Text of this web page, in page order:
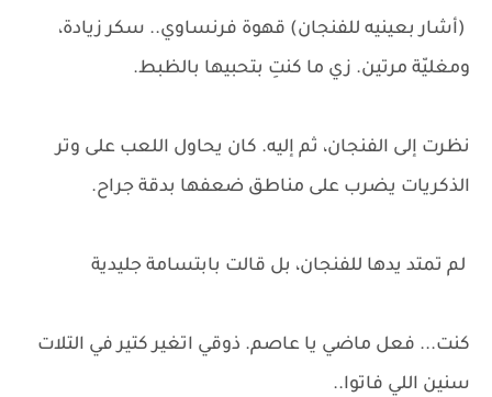
(أشار بعينيه للفنجان) قهوة فرنساوي.. سكر زيادة،
ومغليّة مرتين. زي ما كنتِ بتحبيها بالظبط.
نظرت إلى الفنجان، ثم إليه. كان يحاول اللعب على وتر
الذكريات يضرب على مناطق ضعفها بدقة جراح.
لم تمتد يدها للفنجان، بل قالت بابتسامة جليدية
كنت... فعل ماضي يا عاصم. ذوقي اتغير كتير في التلات
سنين اللي فاتوا..